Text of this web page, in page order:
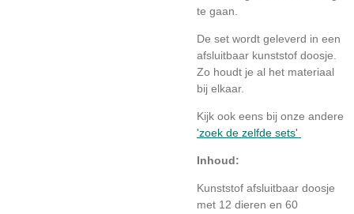
te gaan.
De set wordt geleverd in een
afsluitbaar kunststof doosje.
Zo houdt je al het materiaal
bij elkaar.
Kijk ook eens bij onze andere
'zoek de zelfde sets'
Inhoud:
Kunststof afsluitbaar doosje
met 12 dieren en 60